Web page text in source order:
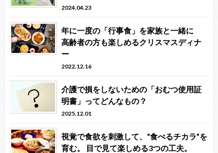
2024.04.23
年に一度の「行事食」を家族と一緒に
高齢者の方も楽しめるクリスマスディナ
ー
2022.12.16
介護で損をしないための「おむつ使用証
明書」ってどんなもの？
2025.12.01
視覚で食欲を刺激して、“食べるチカラ”を
育む。 目で見て楽しめる3つの工夫。